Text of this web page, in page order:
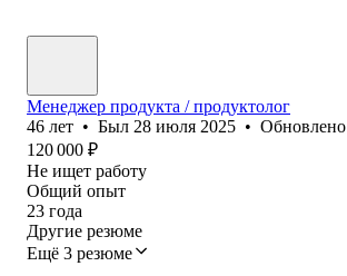
Менеджер продукта / продуктолог
46 лет • Был 28 июля 2025 • Обновлено
120 000 ₽
Не ищет работу
Общий опыт
23 года
Другие резюме
Ещё 3 резюме